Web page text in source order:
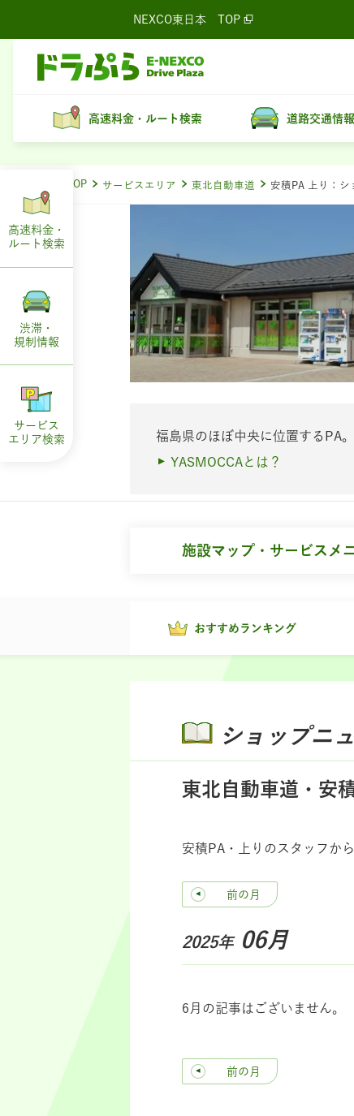
NEXCO東日本 TOP
高速料金・ルート検索 道路交通情報
ドラぷらTOP サービスエリア 東北自動車道 安積PA 上り：シ
福島県のほぼ中央に位置するPA
YASMOCCAとは？
施設マップ・サービスメ
おすすめランキング
ショップニ
東北自動車道・安
安積PA・上りのスタッフか
前の月
2025年 06月
6月の記事はございません。
前の月
高速料金・
ルート 検索
渋滞・
規制情報
サービス
エリア検索